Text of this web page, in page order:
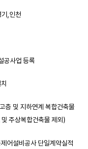
,인천
사업 등록
및 지하연계 복합건축물
주상복합건축물 제외)
설비공사 단일계약실적